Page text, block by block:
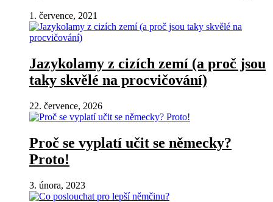
1. července, 2021
Jazykolamy z cizích zemí (a proč jsou
taky skvělé na procvičování)
22. července, 2026
Proč se vyplatí učit se německy?
Proto!
3. února, 2023